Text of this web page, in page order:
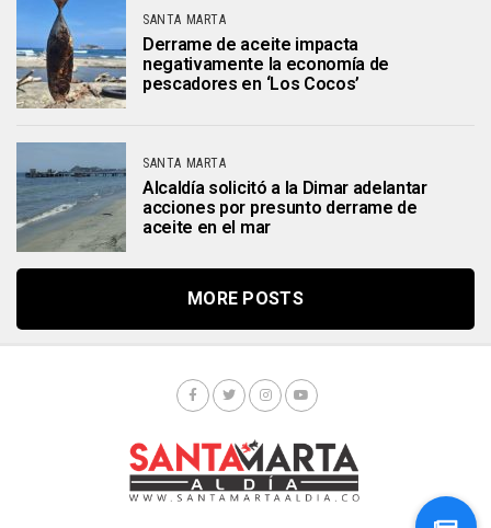
SANTA MARTA
Derrame de aceite impacta
negativamente la economía de
pescadores en ‘Los Cocos’
SANTA MARTA
Alcaldía solicitó a la Dimar adelantar
acciones por presunto derrame de
aceite en el mar
MORE POSTS